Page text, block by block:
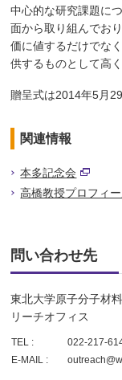
中心的な研究課題に
面から取り組んでお
価に値するだけでな
供するものとして高
贈呈式は2014年5月
関連情報
本多記念会
高橋教授プロフィ
問い合わせ先
東北大学原子分子材
リーチオフィス
TEL :
022-217-
E-MAIL :